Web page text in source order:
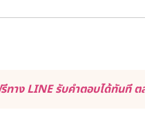
ทาง LINE รับคำตอบได้ทันที